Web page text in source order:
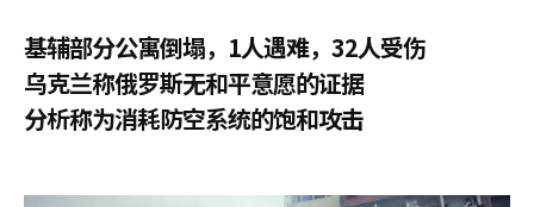
基辅部分公寓倒塌，1人遇难，32人受伤
乌克兰称俄罗斯无和平意愿的证据
分析称为消耗防空系统的饱和攻击